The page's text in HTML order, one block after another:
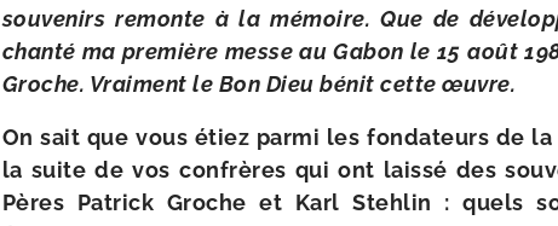
sou­ve­nirs remonte à la mémoire. Que de
chan­té ma pre­mière messe au Gabon le 15 août
Groche. Vraiment le Bon Dieu bénit cette œuvre.
On sait que vous étiez par­mi les fon­da­teurs de la
la suite de vos confrères qui ont lais­sé des
Pères Patrick Groche et Karl Stehlin : quels